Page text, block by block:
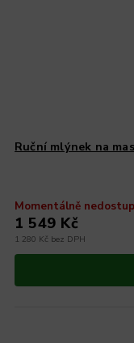
Ruční mlýnek na
Momentálně
1 280 Kč bez DPH
1 549 Kč